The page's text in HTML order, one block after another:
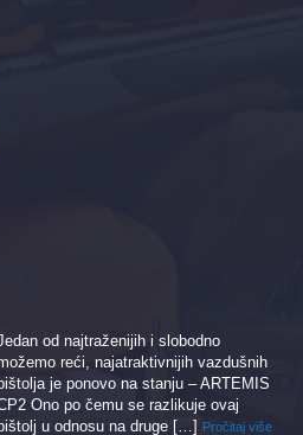
od najtraženijih i slobodno
reći, najatraktivnijih vazdušnih
je ponovo na stanju – ARTEMIS
Ono po čemu se razlikuje ovaj
u odnosu na druge […] Pročitaj više